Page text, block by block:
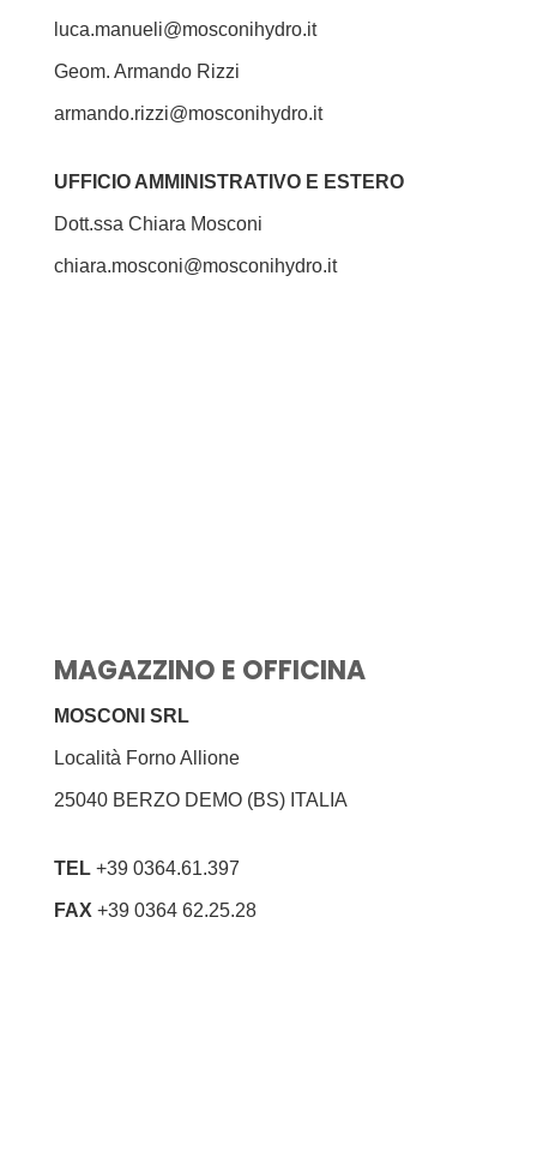
luca.manueli@mosconihydro.it
Geom. Armando Rizzi
armando.rizzi@mosconihydro.it
UFFICIO AMMINISTRATIVO E ESTERO
Dott.ssa Chiara Mosconi
chiara.mosconi@mosconihydro.it
MAGAZZINO E OFFICINA
MOSCONI SRL
Località Forno Allione
25040 BERZO DEMO (BS) ITALIA
TEL +39 0364.61.397
FAX +39 0364 62.25.28